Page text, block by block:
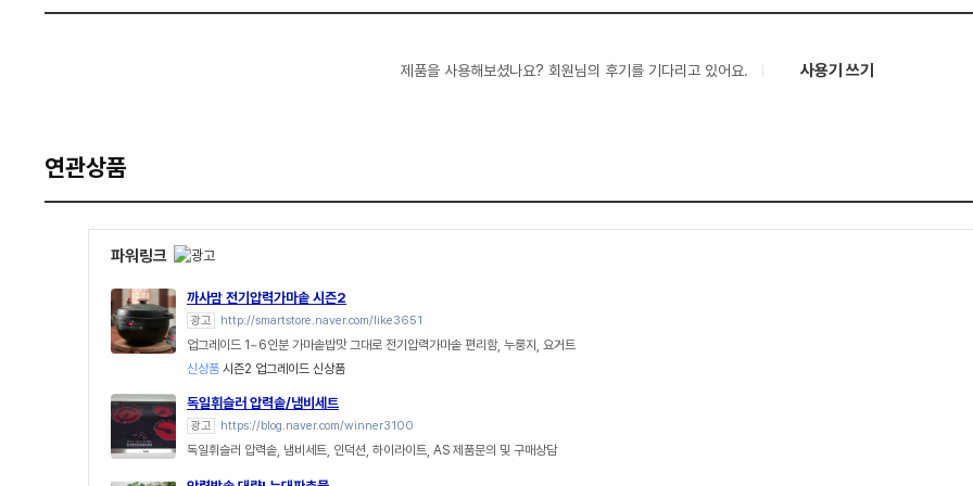
제품을 사용해보셨나요? 회원님의 후기를 기다리고 있어요. 사용기 쓰기
연관상품
파워링크
까사맘 전기압력가마솥 시즌2
광고 http://smartstore.naver.com/like3651
업그레이드 1~6인분 가마솥밥맛 그대로 전기압력가마솥 편리함, 누룽지, 요거트
신상품 시즌2 업그레이드 신상품
독일휘슬러 압력솥/냄비세트
광고 https://blog.naver.com/winner3100
독일휘슬러 압력솥, 냄비세트, 인덕션, 하이라이트, AS 제품문의 및 구매상담